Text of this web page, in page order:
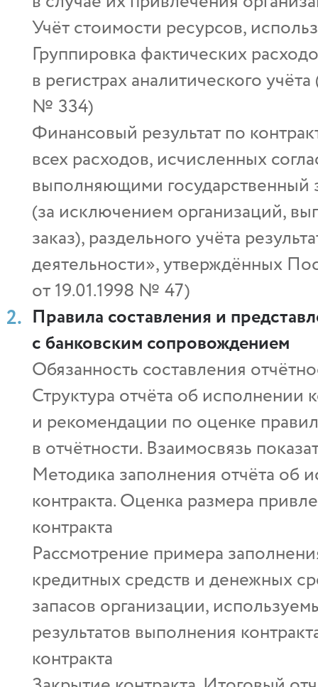
Учёт стоимости ресурсов,
Группировка фактических
в регистрах аналитического
№ 334)
Финансовый результат по
всех расходов, исчисленных
выполняющими государственный
(за исключением организаций,
заказ), раздельного учёта
деятельности», утверждённых
от 19.01.1998 № 47)
Правила составления и
с банковским сопровождением
Обязанность составления
Структура отчёта об исполнении
и рекомендации по оценке
в отчётности. Взаимосвязь
Методика заполнения отчёта об
контракта. Оценка размера
контракта
Рассмотрение примера
кредитных средств и денежных
запасов организации,
результатов выполнения
контракта